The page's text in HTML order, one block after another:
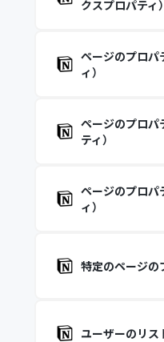
クスプロパティ）
ページのプロパ
ィ）
ページのプロパ
ティ）
ページのプロパ
ィ）
特定のページの
ユーザーのリス